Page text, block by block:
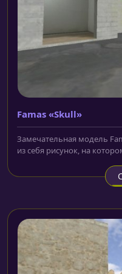
Famas «Skull»
Замечательная модель
из себя рисунок, на